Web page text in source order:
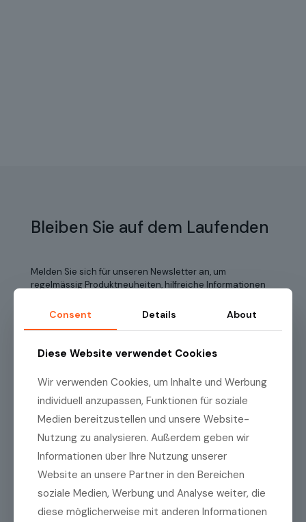
Bleiben Sie auf dem Laufenden
Melden Sie sich für unseren Newsletter an, um
regelmässig Produktneuheiten, hilfreiche Informationen
Name(erforderlich)
Vorname
Name
E-Mail(erforderlich)
Consent Details About
Diese Website verwendet Cookies
Wir verwenden Cookies, um Inhalte und Werbung
individuell anzupassen, Funktionen für soziale
Medien bereitzustellen und unsere Website-
Nutzung zu analysieren. Außerdem geben wir
Informationen über Ihre Nutzung unserer
Website an unsere Partner in den Bereichen
soziale Medien, Werbung und Analyse weiter, die
diese möglicherweise mit anderen Informationen